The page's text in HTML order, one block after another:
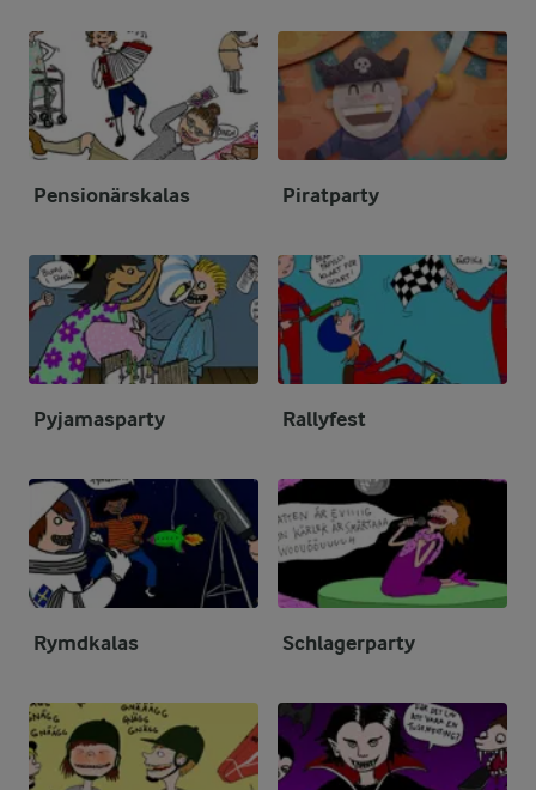
Pensionärskalas Piratparty
Pyjamasparty Rallyfest
Rymdkalas Schlagerparty